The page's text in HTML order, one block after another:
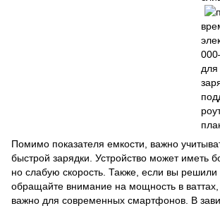
Помимо показателя емкости, важно
быстрой зарядки. Устройство может иметь
но слабую скорость. Также, если вы решили
обращайте внимание на мощность в ваттах,
важно для современных смартфонов. В